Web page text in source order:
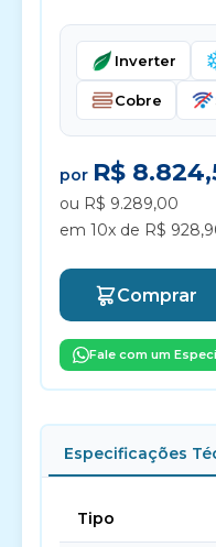
Inverter
Cobre
por R$
ou R$ 9.289,00
em 10x de R$
Comprar
Fale com um
Especificações
Tipo